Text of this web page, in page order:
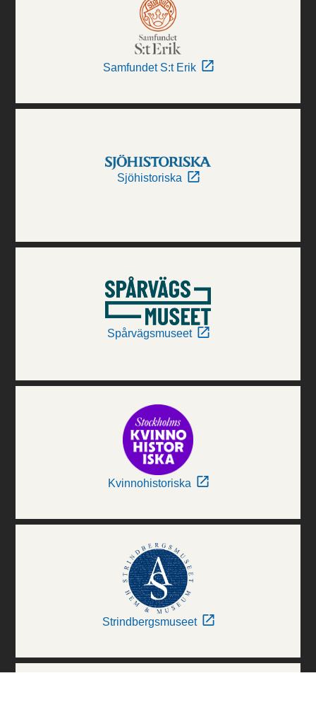
Samfundet S:t Erik
Sjöhistoriska
Spårvägsmuseet
Kvinnohistoriska
Strindbergsmuseet